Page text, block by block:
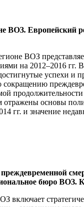
ВОЗ. Европейский
ВОЗ
на 2012–2016 гг.
успехи и
сокращению
отражены основы
гг. и значение
бюро ВОЗ.
включает